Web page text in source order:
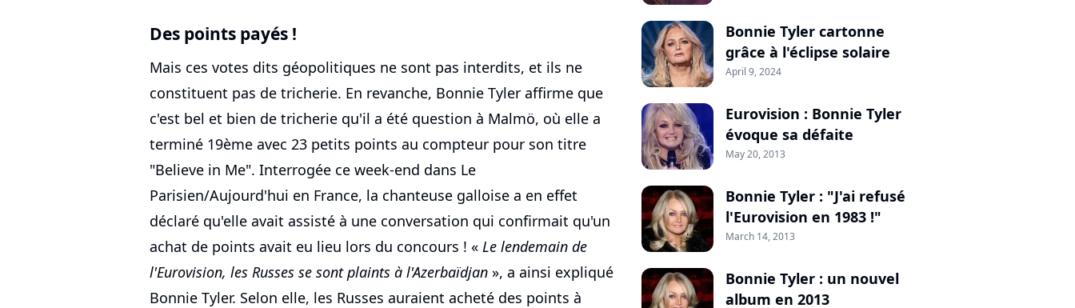
Des points payés !
Mais ces votes dits géopolitiques ne sont pas interdits, et ils ne
constituent pas de tricherie. En revanche, Bonnie Tyler affirme que
c'est bel et bien de tricherie qu'il a été question à Malmö, où elle a
terminé 19ème avec 23 petits points au compteur pour son titre
"Believe in Me". Interrogée ce week-end dans Le
Parisien/Aujourd'hui en France, la chanteuse galloise a en effet
déclaré qu'elle avait assisté à une conversation qui confirmait qu'un
achat de points avait eu lieu lors du concours ! « Le lendemain de
l'Eurovision, les Russes se sont plaints à l'Azerbaïdjan », a ainsi expliqué
Bonnie Tyler. Selon elle, les Russes auraient acheté des points à
Bonnie Tyler cartonne
grâce à l'éclipse solaire
April 9, 2024
Eurovision : Bonnie Tyler
évoque sa défaite
May 20, 2013
Bonnie Tyler : "J'ai refusé
l'Eurovision en 1983 !"
March 14, 2013
Bonnie Tyler : un nouvel
album en 2013